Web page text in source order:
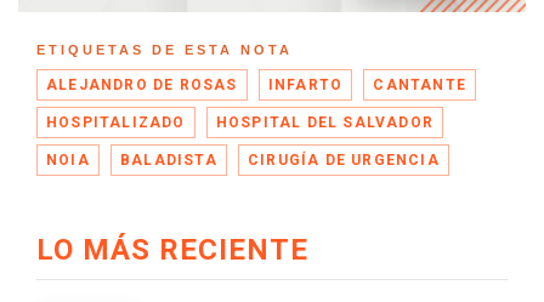
ETIQUETAS DE ESTA NOTA
ALEJANDRO DE ROSAS INFARTO CANTANTE
HOSPITALIZADO HOSPITAL DEL SALVADOR
NOIA BALADISTA CIRUGÍA DE URGENCIA
LO MÁS RECIENTE